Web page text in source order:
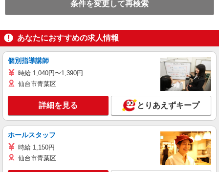
条件を変更して再検索
あなたにおすすめの求人情報
個別指導講師
時給 1,040円〜1,390円
仙台市青葉区
詳細を見る とりあえずキープ
ホールスタッフ
時給 1,150円
仙台市青葉区